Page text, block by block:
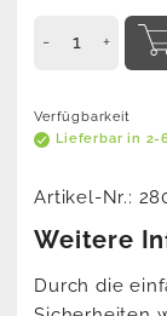
Verfügbarkeit
Lieferbar in 2-
Artikel-Nr.:
Weitere
Durch die